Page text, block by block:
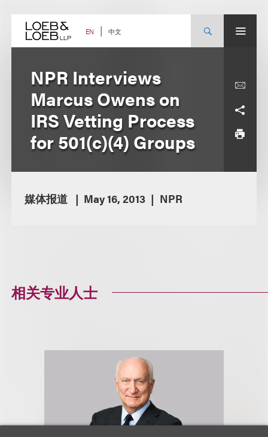
content EN 中文
NPR Interviews
Marcus Owens on
IRS Vetting Process
for 501(c)(4) Groups
媒体报道 May 16, 2013 NPR
相关专业人士